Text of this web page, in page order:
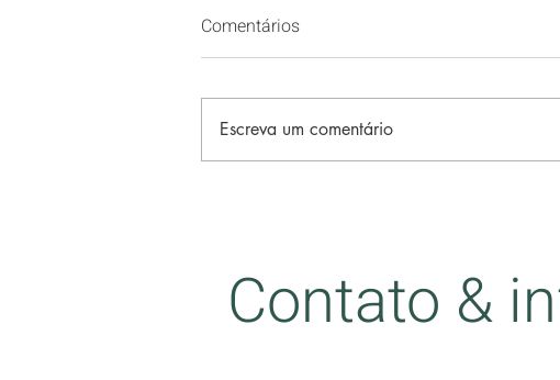
Comentários
Escreva um comentário
Contato &